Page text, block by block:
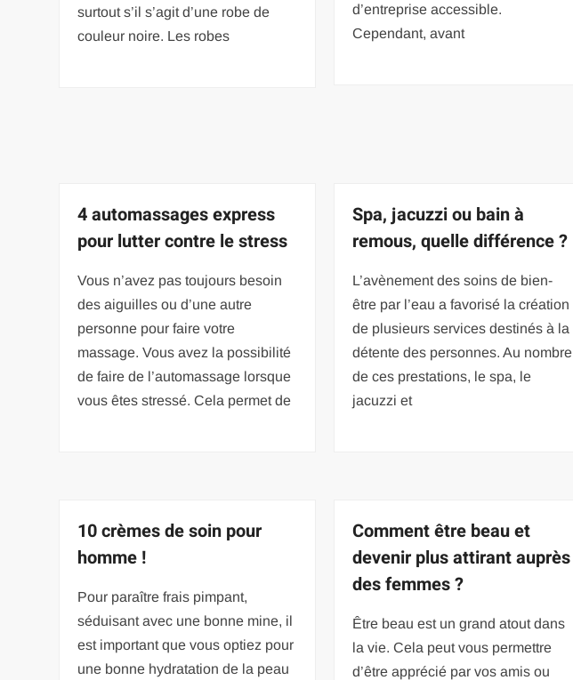
surtout s’il s’agit d’une robe de
couleur noire. Les robes
d’entreprise accessible.
Cependant, avant
4 automassages express
pour lutter contre le stress
Vous n’avez pas toujours besoin
des aiguilles ou d’une autre
personne pour faire votre
massage. Vous avez la possibilité
de faire de l’automassage lorsque
vous êtes stressé. Cela permet de
Spa, jacuzzi ou bain à
remous, quelle différence ?
L’avènement des soins de bien-
être par l’eau a favorisé la création
de plusieurs services destinés à la
détente des personnes. Au nombre
de ces prestations, le spa, le
jacuzzi et
10 crèmes de soin pour
homme !
Pour paraître frais pimpant,
séduisant avec une bonne mine, il
est important que vous optiez pour
une bonne hydratation de la peau
Comment être beau et
devenir plus attirant auprès
des femmes ?
Être beau est un grand atout dans
la vie. Cela peut vous permettre
d’être apprécié par vos amis ou